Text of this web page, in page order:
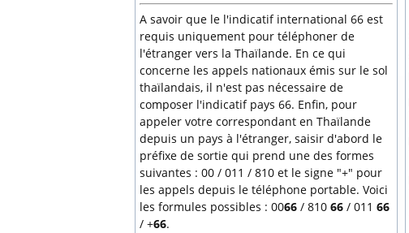
A savoir que le l'indicatif international 66 est
requis uniquement pour téléphoner de
l'étranger vers la Thaïlande. En ce qui
concerne les appels nationaux émis sur le sol
thaïlandais, il n'est pas nécessaire de
composer l'indicatif pays 66. Enfin, pour
appeler votre correspondant en Thaïlande
depuis un pays à l'étranger, saisir d'abord le
préfixe de sortie qui prend une des formes
suivantes : 00 / 011 / 810 et le signe "+" pour
les appels depuis le téléphone portable. Voici
les formules possibles : 0066 / 810 66 / 011 66
/ +66.